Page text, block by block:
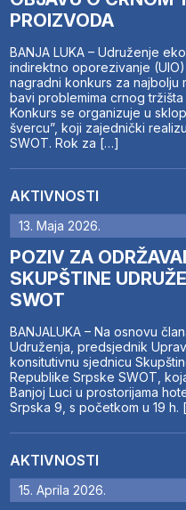
PROIZVODA
BANJA LUKA – Udruženje
indirektno oporezivanje
nagradni konkurs za najbolju
bavi problemima crnog
Konkurs se organizuje u
švercu”, koji zajednički
SWOT. Rok za […]
AKTIVNOSTI
13. Maja 2026.
POZIV ZA
SKUPŠTINE
SWOT
BANJALUKA – Na osnovu
Udruženja, predsjednik
konsitutivnu sjednicu
Republike Srpske SWOT,
Banjoj Luci u prostorijama
Srpska 9, s početkom u 19 h.
AKTIVNOSTI
15. Aprila 2026.